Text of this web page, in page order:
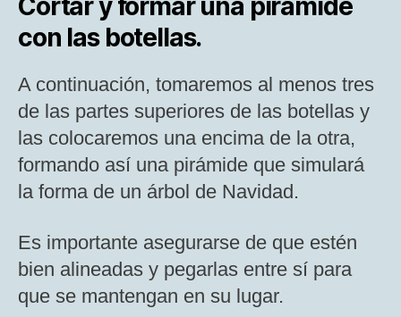
Cortar y formar una pirámide
con las botellas.
A continuación, tomaremos al menos tres
de las partes superiores de las botellas y
las colocaremos una encima de la otra,
formando así una pirámide que simulará
la forma de un árbol de Navidad.
Es importante asegurarse de que estén
bien alineadas y pegarlas entre sí para
que se mantengan en su lugar.